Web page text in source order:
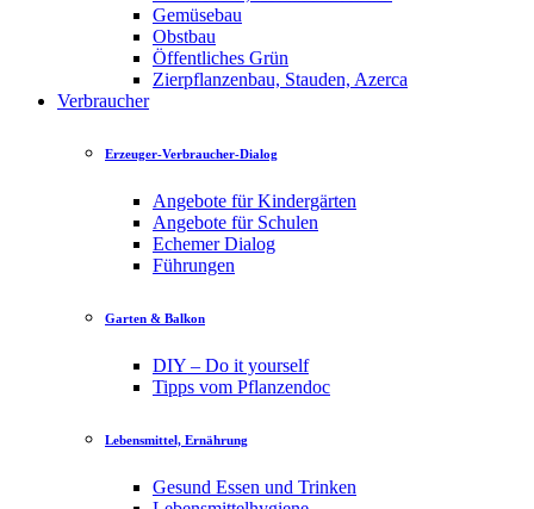
Gemüsebau
Obstbau
Öffentliches Grün
Zierpflanzenbau, Stauden, Azerca
Verbraucher
Erzeuger-Verbraucher-Dialog
Angebote für Kindergärten
Angebote für Schulen
Echemer Dialog
Führungen
Garten & Balkon
DIY – Do it yourself
Tipps vom Pflanzendoc
Lebensmittel, Ernährung
Gesund Essen und Trinken